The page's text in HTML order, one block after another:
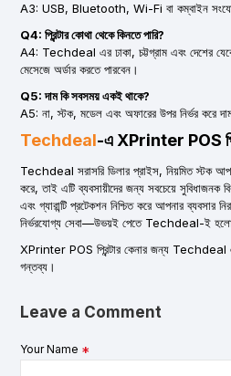
A3: USB, Bluetooth, Wi-Fi বা কম্বাইন
Q4: প্রিন্টার কোথা থেকে কিনতে পারি?
A4: Techdeal এর ঢাকা, চট্টগ্রাম এবং দেশের
মেসেজে অর্ডার করতে পারবেন।
Q5: দাম কি সবসময় একই থাকে?
A5: না, স্টক, মডেল এবং অফারের উপর নির্ভর করে দাম
Techdeal-এ XPrinter POS
Techdeal সরাসরি ডিলার প্রাইস, নিয়মিত স্টক
করে, তাই এটি ব্যবসায়ীদের জন্য সবচেয়ে সুবিধাজনক
এবং গ্যারান্টি প্রটেকশন নিশ্চিত করে আপনার ব্যবসার
নির্ভরযোগ্য সেবা—উভয়ই পেতে Techdeal-ই হলো
XPrinter POS প্রিন্টার কেনার জন্য Techdeal
গন্তব্য।
Leave a Comment
Your Name